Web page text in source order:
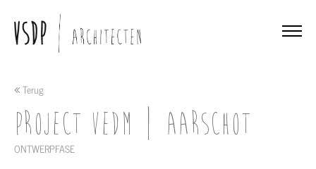
Terug
Project VEDM | Aarschot
ONTWERPFASE